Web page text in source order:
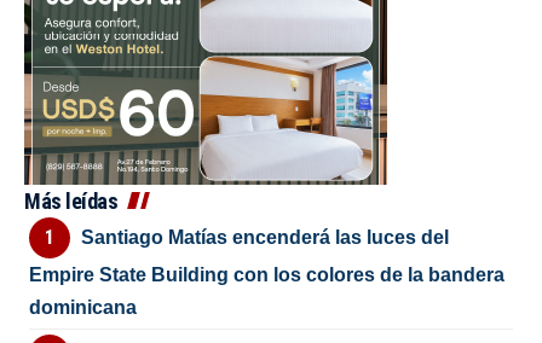
Más leídas
Santiago Matías encenderá las luces del
Empire State Building con los colores de la bandera
dominicana